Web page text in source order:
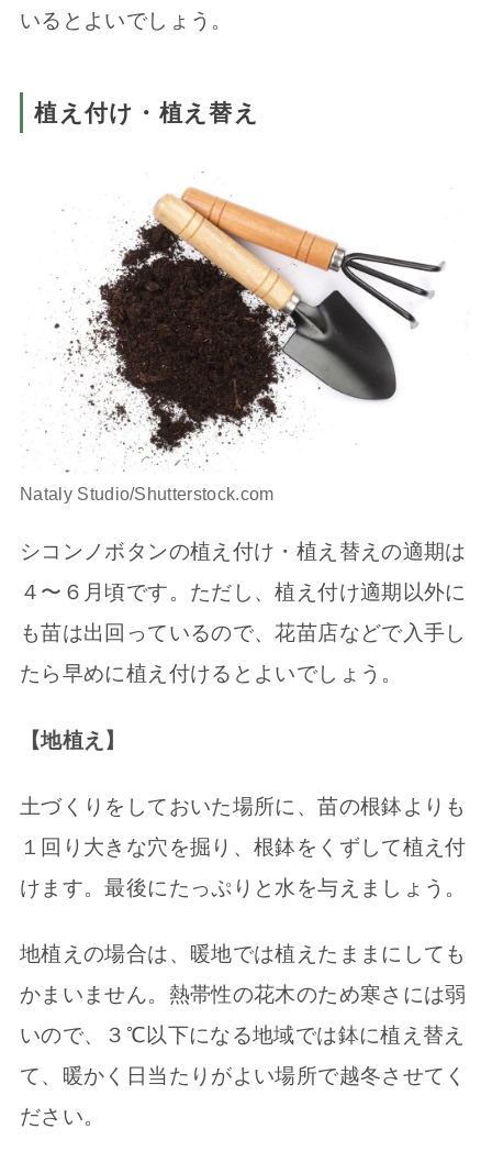
いるとよいでしょう。
植え付け・植え替え
Nataly Studio/Shutterstock.com
シコンノボタンの植え付け・植え替えの適期は
４〜６月頃です。ただし、植え付け適期以外に
も苗は出回っているので、花苗店などで入手し
たら早めに植え付けるとよいでしょう。
【地植え】
土づくりをしておいた場所に、苗の根鉢よりも
１回り大きな穴を掘り、根鉢をくずして植え付
けます。最後にたっぷりと水を与えましょう。
地植えの場合は、暖地では植えたままにしても
かまいません。熱帯性の花木のため寒さには弱
いので、３℃以下になる地域では鉢に植え替え
て、暖かく日当たりがよい場所で越冬させてく
ださい。